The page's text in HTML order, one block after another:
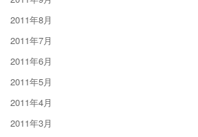
2011年8月
2011年7月
2011年6月
2011年5月
2011年4月
2011年3月